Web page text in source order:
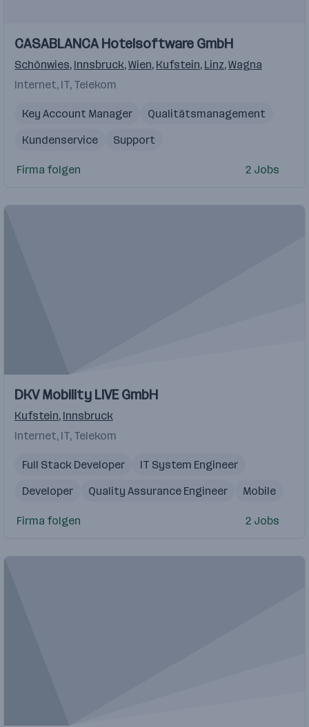
Einblicke
CASABLANCA Hotelsoftware GmbH
Schönwies, Innsbruck,Wien, Kufstein, Linz,Wagna
Internet, IT, Telekom
Key Account Manager
Qualitätsmanagement
Kundenservice
Support
Aufbau und der Steuerung von KPIs
Firma folgen 2 Jobs
DKV Mobility LIVE GmbH
Kufstein, Innsbruck
Internet, IT, Telekom
Full Stack Developer
IT System Engineer
Developer
Quality Assurance Engineer Mobile
Firma folgen 2 Jobs